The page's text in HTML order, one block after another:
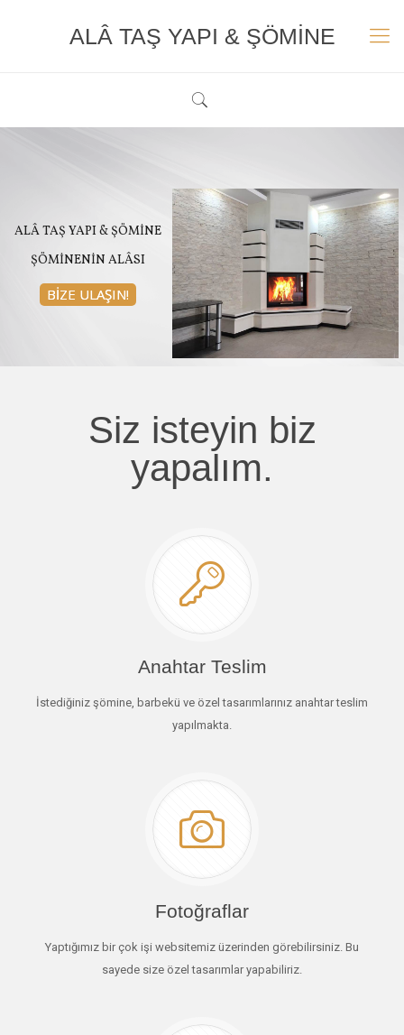
ALÂ TAŞ YAPI & ŞÖMİNE
BİZE ULAŞIN!
Siz isteyin biz
yapalım.
Anahtar Teslim
İstediğiniz şömine, barbekü ve özel tasarımlarınız anahtar teslim
yapılmakta.
Fotoğraflar
Yaptığımız bir çok işi websitemiz üzerinden görebilirsiniz. Bu
sayede size özel tasarımlar yapabiliriz.